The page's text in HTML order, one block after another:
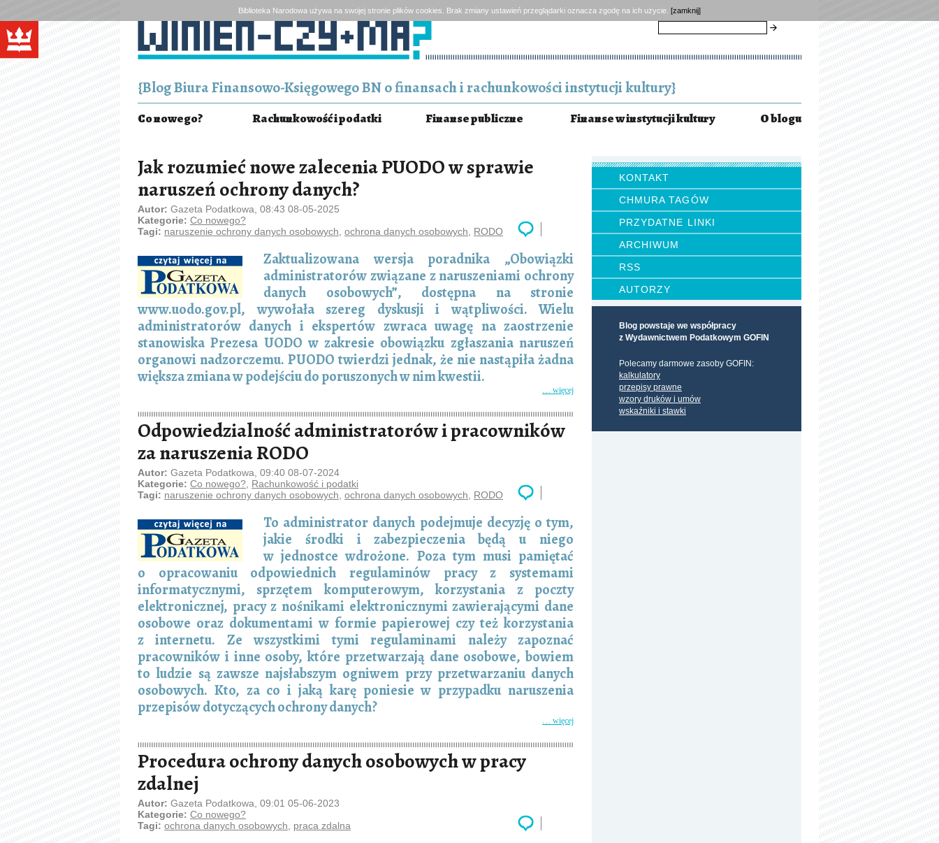
Biblioteka Narodowa używa na swojej stronie plików cookies. Brak zmiany ustawień przeglądarki oznacza zgodę na ich użycie. [zamknij]
{Blog Biura Finansowo-Księgowego BN o finansach i rachunkowości instytucji kultury}
Co nowego? Rachunkowość i podatki Finanse publiczne Finanse w instytucji kultury O blogu
KONTAKT
CHMURA TAGÓW
PRZYDATNE LINKI
ARCHIWUM
RSS
AUTORZY
Blog powstaje we współpracy
z Wydawnictwem Podatkowym GOFIN
Polecamy darmowe zasoby GOFIN:
kalkulatory
przepisy prawne
wzory druków i umów
wskaźniki i stawki
Jak rozumieć nowe zalecenia PUODO w sprawie
naruszeń ochrony danych?
Autor: Gazeta Podatkowa, 08:43 08-05-2025
Kategorie: Co nowego?
Tagi: naruszenie ochrony danych osobowych ochrona danych osobowych RODO
Zaktualizowana wersja poradnika „Obowiązki
administratorów związane z naruszeniami ochrony
danych osobowych”, dostępna na stronie
www.uodo.gov.pl, wywołała szereg dyskusji i wątpliwości. Wielu
administratorów danych i ekspertów zwraca uwagę na zaostrzenie
stanowiska Prezesa UODO w zakresie obowiązku zgłaszania naruszeń
organowi nadzorczemu. PUODO twierdzi jednak, że nie nastąpiła żadna
większa zmiana w podejściu do poruszonych w nim kwestii.
… więcej
Odpowiedzialność administratorów i pracowników
za naruszenia RODO
Autor: Gazeta Podatkowa, 09:40 08-07-2024
Kategorie: Co nowego? Rachunkowość i podatki
Tagi: naruszenie ochrony danych osobowych ochrona danych osobowych RODO
To administrator danych podejmuje decyzję o tym,
jakie środki i zabezpieczenia będą u niego
w jednostce wdrożone. Poza tym musi pamiętać
o opracowaniu odpowiednich regulaminów pracy z systemami
informatycznymi, sprzętem komputerowym, korzystania z poczty
elektronicznej, pracy z nośnikami elektronicznymi zawierającymi dane
osobowe oraz dokumentami w formie papierowej czy też korzystania
z internetu. Ze wszystkimi tymi regulaminami należy zapoznać
pracowników i inne osoby, które przetwarzają dane osobowe, bowiem
to ludzie są zawsze najsłabszym ogniwem przy przetwarzaniu danych
osobowych. Kto, za co i jaką karę poniesie w przypadku naruszenia
przepisów dotyczących ochrony danych?
… więcej
Procedura ochrony danych osobowych w pracy
zdalnej
Autor: Gazeta Podatkowa, 09:01 05-06-2023
Kategorie: Co nowego?
Tagi: ochrona danych osobowych praca zdalna